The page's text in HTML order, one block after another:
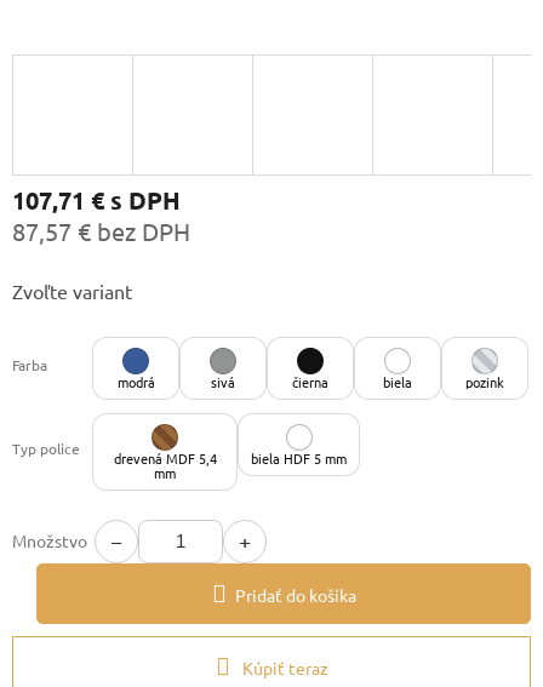
107,71 €s DPH
87,57 € bez DPH
cena:
Zvoľte variant
Farba
modrá
sivá čierna biela pozink
Typ police drevená MDF 5,4
mm
biela HDF 5 mm
Množstvo − +
Pridať do košíka
Kúpiť teraz